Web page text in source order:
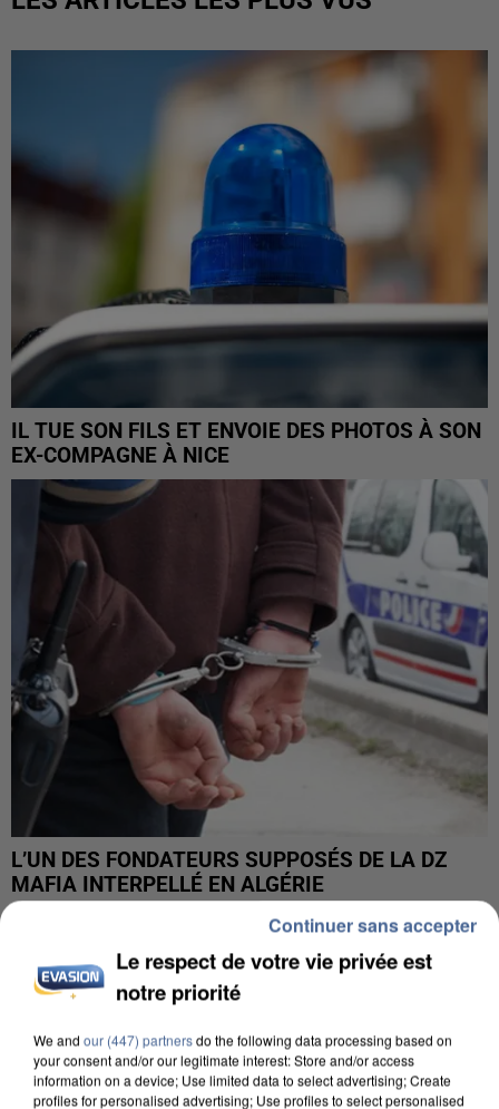
IL TUE SON FILS ET ENVOIE DES PHOTOS À SON
EX-COMPAGNE À NICE
L’UN DES FONDATEURS SUPPOSÉS DE LA DZ
MAFIA INTERPELLÉ EN ALGÉRIE
Le respect de votre vie privée est
notre priorité
We and our (447) partnersdo the following data processing based on
your consent and/or our legitimate interest: Store and/or access
information on a device; Use limited data to select advertising; Create
profiles for personalised advertising; Use profiles to select personalised
Continuer sans accepter